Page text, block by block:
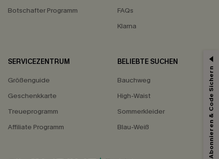
Botschafter Programm
FAQs
Klarna
SERVICEZENTRUM
Größenguide
Geschenkkarte
Treueprogramm
Affiliate Programm
BELIEBTE SUCHEN
Bauchweg
High-Waist
Sommerkleider
Blau-Weiß
Abonnieren & Code Sichern